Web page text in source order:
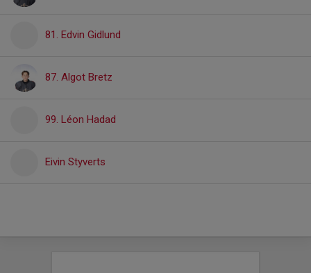
81. Edvin Gidlund
87. Algot Bretz
99. Léon Hadad
Eivin Styverts